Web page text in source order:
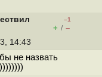
–1
+ / –
14:43
не назвать